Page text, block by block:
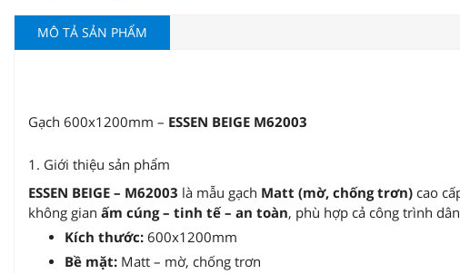
MÔ TẢ SẢN PHẨM
Gạch 600x1200mm – ESSEN BEIGE M62003
1. Giới thiệu sản phẩm
ESSEN BEIGE – M62003 là mẫu gạch Matt (mờ, chống trơn) cao
không gian ấm cúng – tinh tế – an toàn, phù hợp cả công trình
Kích thước: 600x1200mm
Bề mặt: Matt – mờ, chống trơn